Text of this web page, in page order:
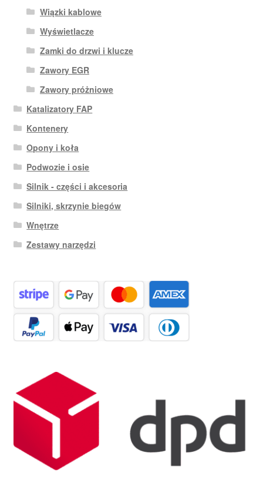
Wiązki kablowe
Wyświetlacze
Zamki do drzwi i klucze
Zawory EGR
Zawory próżniowe
Katalizatory FAP
Kontenery
Opony i koła
Podwozie i osie
Silnik - części i akcesoria
Silniki, skrzynie biegów
Wnętrze
Zestawy narzędzi